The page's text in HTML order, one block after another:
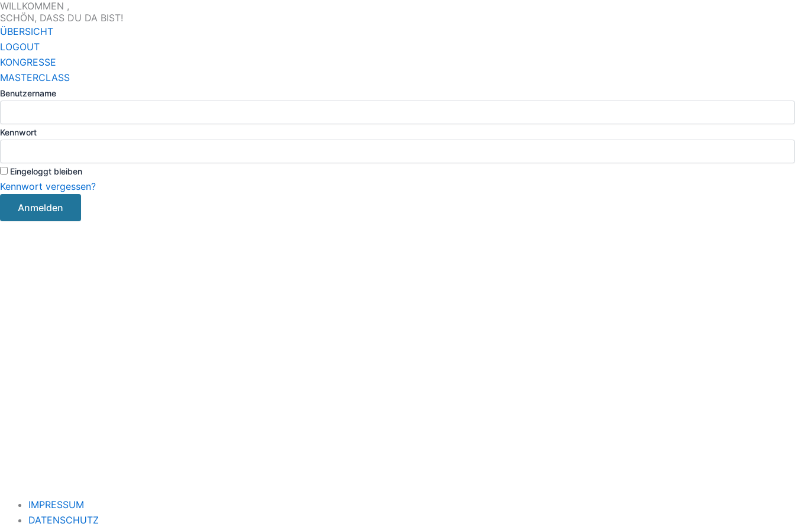
Zum
Inhalt
springen
WILLKOMMEN ,
SCHÖN, DASS DU DA BIST!
ÜBERSICHT
LOGOUT
KONGRESSE
MASTERCLASS
Benutzername
Kennwort
Eingeloggt bleiben
Kennwort vergessen?
IMPRESSUM
DATENSCHUTZ